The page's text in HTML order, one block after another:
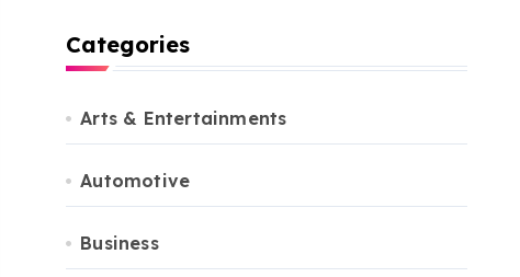
Categories
Arts & Entertainments
Automotive
Business